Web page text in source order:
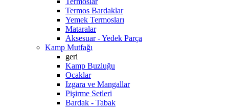
Termos Bardaklar
Yemek Termosları
Mataralar
Aksesuar - Yedek Parça
Kamp Mutfağı
geri
Kamp Buzluğu
Ocaklar
Izgara ve Mangallar
Pişirme Setleri
Bardak - Tabak